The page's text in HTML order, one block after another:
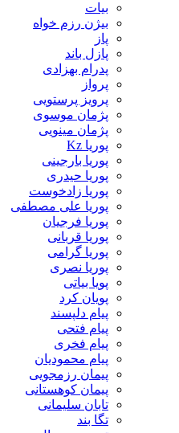
بیژن رزم خواه
پازل باند
پدرام بهزادی
پرویز پرستویی
پژمان موسوی
پژمان مینویی
پوریا بارجینی
پوریا حیدری
پوریا زادخوست
پوریا علی مصطفی
پوریا فرجیان
پوریا قربانی
پوریا گرامی
پوریا نصری
پویا بیاتی
پویان کرد
پیام دلپسند
پیام فتحی
پیام فخری
پیام محمودیان
پیمان رزمجویی
پیمان کوهستانی
تابان سلیمانی